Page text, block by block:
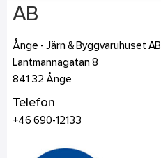
AB
Ånge - Järn & Byggvaruhuset AB
Lantmannagatan 8
841 32 Ånge
Telefon
+46 690-12133